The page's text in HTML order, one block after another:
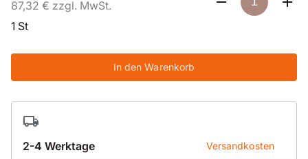
87,32 € zzgl. MwSt.
1 St
In den Warenkorb
2-4 Werktage Versandkosten